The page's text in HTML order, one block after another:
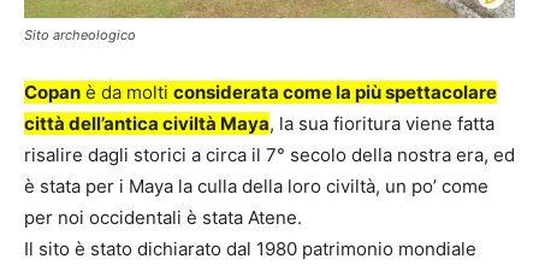
Sito archeologico
Copan è da molti considerata come la più spettacolare
città dell’antica civiltà Maya, la sua fioritura viene fatta
risalire dagli storici a circa il 7° secolo della nostra era, ed
è stata per i Maya la culla della loro civiltà, un po’ come
per noi occidentali è stata Atene.
Il sito è stato dichiarato dal 1980 patrimonio mondiale